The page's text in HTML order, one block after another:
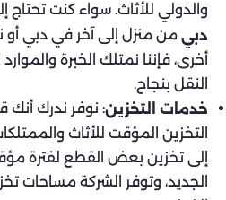
والدولي للأثاث. سواء كنت تحتاج
دبي من منزل إلى آخر في دبي أو
أخرى، فإننا نمتلك الخبرة
النقل بنجاح.
خدمات التخزين: نوفر ندرك أنك
التخزين المؤقت للأثاث
إلى تخزين بعض القطع لفترة
الجديد، وتوفر الشركة مساحات